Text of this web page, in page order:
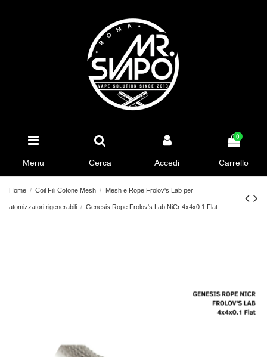
Menu Cerca Accedi
0
Carrello
Home Coil Fili Cotone Mesh Mesh e Rope Frolov's Lab per
atomizzatori rigenerabili Genesis Rope Frolov's Lab NiCr 4x4x0.1 Flat